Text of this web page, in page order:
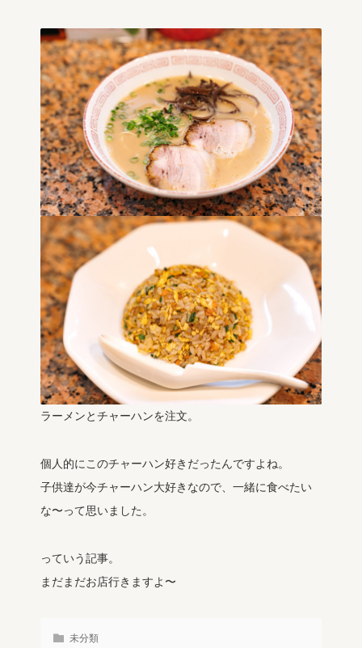
ラーメンとチャーハンを注文。
個人的にこのチャーハン好きだったんですよね。
子供達が今チャーハン大好きなので、一緒に食べたい
な〜って思いました。
っていう記事。
まだまだお店行きますよ〜
未分類